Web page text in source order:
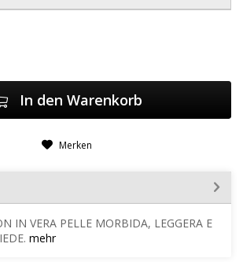
In den Warenkorb
Merken
IN VERA PELLE MORBIDA, LEGGERA E
mehr